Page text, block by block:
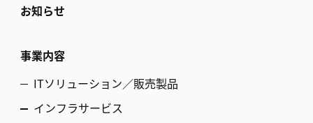
お知らせ
事業内容
ITソリューション／販売製品
インフラサービス